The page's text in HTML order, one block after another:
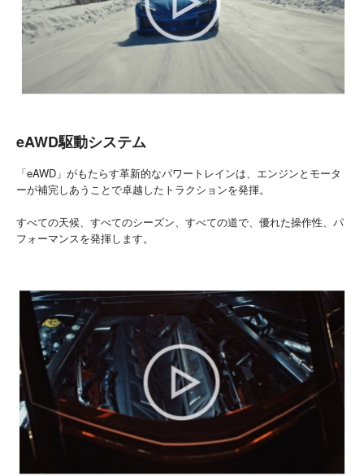
eAWD駆動システム
「eAWD」がもたらす革新的なパワートレインは、エンジンとモータ
ーが補完しあうことで卓越したトラクションを発揮。
すべての天候、すべてのシーズン、すべての道で、優れた操作性、パ
フォーマンスを発揮します。